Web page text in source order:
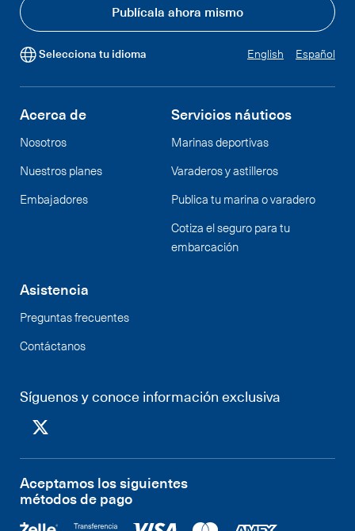
Publícala ahora mismo
Selecciona tu idioma English Español
Síguenos y conoce información exclusiva
Acerca de
Nosotros
Nuestros planes
Embajadores
Servicios náuticos
Marinas deportivas
Varaderos y astilleros
Publica tu marina o varadero
Cotiza el seguro para tu
embarcación
Asistencia
Preguntas frecuentes
Contáctanos
Aceptamos los siguientes
métodos de pago